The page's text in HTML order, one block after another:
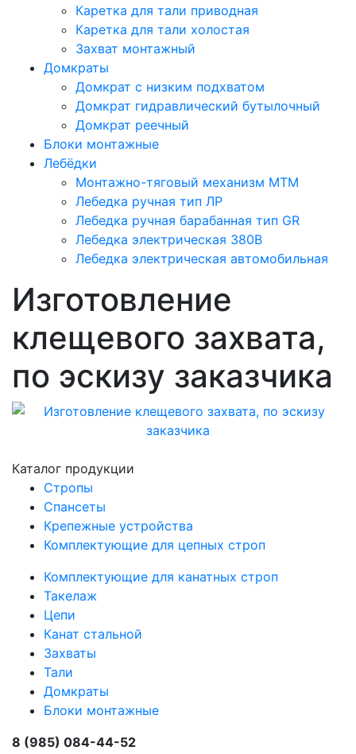
Каретка для тали приводная
Каретка для тали холостая
Захват монтажный
Домкраты
Домкрат с низким подхватом
Домкрат гидравлический бутылочный
Домкрат реечный
Блоки монтажные
Лебёдки
Монтажно-тяговый механизм МТМ
Лебедка ручная тип ЛР
Лебедка ручная барабанная тип GR
Лебедка электрическая 380В
Лебедка электрическая автомобильная
Изготовление
клещевого захвата,
по эскизу заказчика
Каталог продукции
Стропы
Спансеты
Крепежные устройства
Комплектующие для цепных строп
Комплектующие для канатных строп
Такелаж
Цепи
Канат стальной
Захваты
Тали
Домкраты
Блоки монтажные
8 (985) 084-44-52